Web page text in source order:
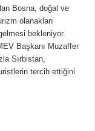
Bosna, doğal ve
olanakları
bekleniyor.
Başkanı Muzaffer
Sırbistan,
tercih ettiğini